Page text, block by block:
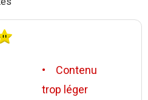
• Contenu
trop léger